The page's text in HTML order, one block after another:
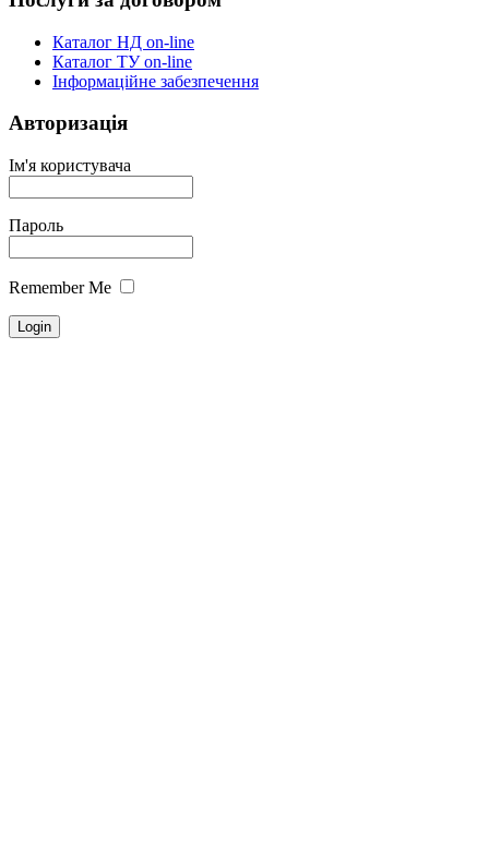
Каталог НД on-line
Каталог ТУ on-line
Інформаційне забезпечення
Авторизація
Ім'я користувача
Пароль
Remember Me